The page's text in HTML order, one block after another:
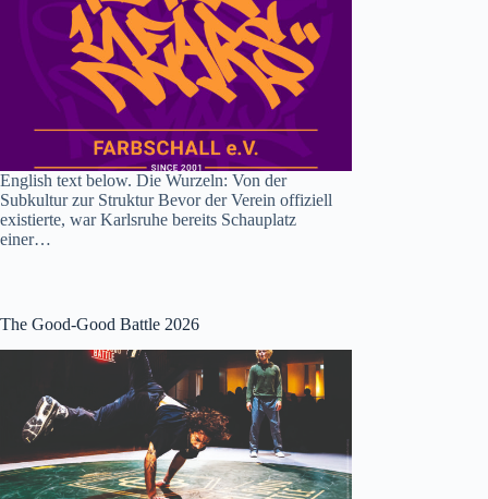
English text below. Die Wurzeln: Von der
Subkultur zur Struktur Bevor der Verein offiziell
existierte, war Karlsruhe bereits Schauplatz
einer…
The Good-Good Battle 2026